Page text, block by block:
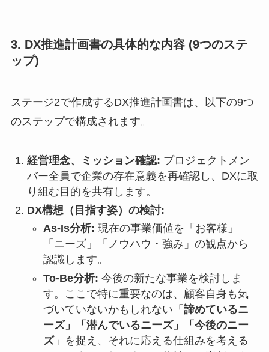
3. DX推進計画書の具体的な内容 (9つのステ
ップ)
ステージ2で作成するDX推進計画書は、以下の9つ
のステップで構成されます。
経営理念、ミッション確認: プロジェクトメン
バー全員で企業の存在意義を再確認し、DXに取
り組む目的を共有します。
DX構想（目指す姿）の検討:
As-Is分析: 現在の事業価値を「お客様」
「ニーズ」「ノウハウ・強み」の観点から
認識します。
To-Be分析: 今後の新たな事業を検討しま
す。ここで特に重要なのは、顧客自身も気
づいていないかもしれない「 諦めているニ
ーズ」「潜んでいるニーズ」「今後のニー
ズ」を捉え、それに応える仕組みを考える